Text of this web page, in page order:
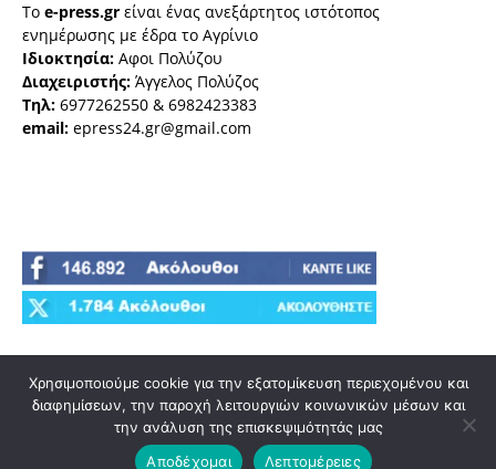
Το e-press.gr είναι ένας ανεξάρτητος ιστότοπος
ενημέρωσης με έδρα το Αγρίνιο
Ιδιοκτησία: Αφοι Πολύζου
Διαχειριστής: Άγγελος Πολύζος
Τηλ: 6977262550 & 6982423383
email: epress24.gr@gmail.com
Χρησιμοποιούμε cookie για την εξατομίκευση περιεχομένου και
διαφημίσεων, την παροχή λειτουργιών κοινωνικών μέσων και
την ανάλυση της επισκεψιμότητάς μας
Αποδέχομαι
Λεπτομέρειες